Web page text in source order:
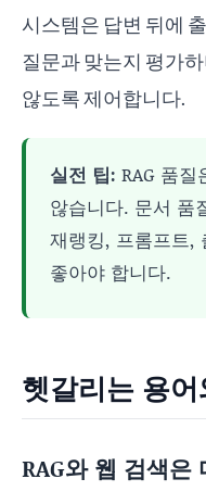
시스템은 답변 뒤에
질문과 맞는지 평가
않도록 제어합니다.
실전 팁: RAG 품
않습니다. 문서 품
재랭킹, 프롬프트,
좋아야 합니다.
헷갈리는 용어
RAG와 웹 검색은